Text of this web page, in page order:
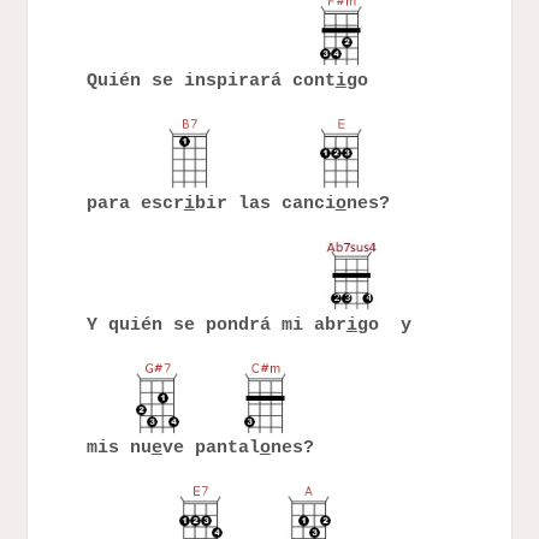
Quién se inspirará contigo
para escribir las canciones?
Y quién se pondrá mi abrigo y
mis nueve pantalones?